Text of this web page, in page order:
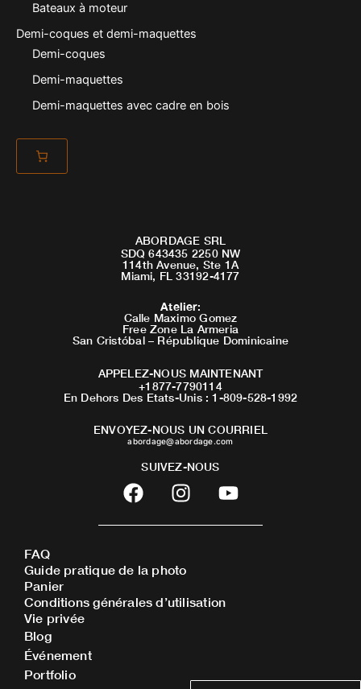
Bateaux à moteur
Demi-coques et demi-maquettes
Demi-coques
Demi-maquettes
Demi-maquettes avec cadre en bois
ABORDAGE SRL
SDQ 643435 2250 NW
114th Avenue, Ste 1A
Miami, FL 33192-4177
Atelier:
Calle Maximo Gomez
Free Zone La Armeria
San Cristóbal – République Dominicaine
APPELEZ-NOUS MAINTENANT
+1877-7790114
En Dehors Des Etats-Unis : 1-809-528-1992
ENVOYEZ-NOUS UN COURRIEL
abordage@abordage.com
SUIVEZ-NOUS
F
a
c
b
o
o
I
n
s
a
g
r
Y
o
u
FAQ
Guide pratique de la photo
Panier
Conditions générales d’utilisation
Vie privée
Blog
Événement
Portfolio